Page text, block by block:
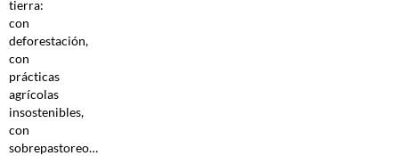
tierra:
con
deforestación,
con
prácticas
agrícolas
insostenibles,
con
sobrepastoreo…